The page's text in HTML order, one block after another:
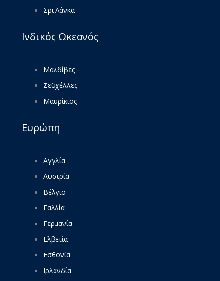
Σρι Λάνκα
Ινδικός Ωκεανός
Μαλδίβες
Σεϋχέλλες
Μαυρίκιος
Ευρώπη
Αγγλία
Αυστρία
Βέλγιο
Γαλλία
Γερμανία
Ελβετία
Εσθονία
Ιρλανδία